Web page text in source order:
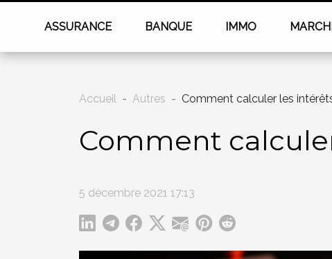
ASSURANCE BANQUE IMMO
Accueil Autres Comment calculer les
Comment
5 décembre 2021 17:13